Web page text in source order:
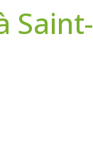
Saint-